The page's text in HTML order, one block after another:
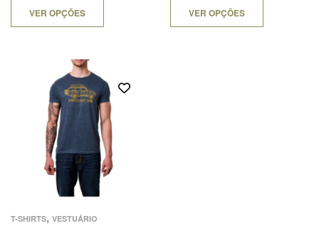
VER OPÇÕES VER OPÇÕES
T-SHIRTS, VESTUÁRIO